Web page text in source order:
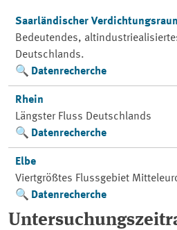
Saarländischer
Bedeutendes,
Deutschlands.
Datenrecherche
Rhein
Längster Fluss Deutschlands
Datenrecherche
Elbe
Viertgrößtes Flussgebiet
Datenrecherche